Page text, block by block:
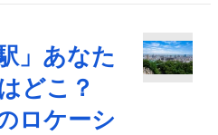
」あなた
どこ？
ロケーシ